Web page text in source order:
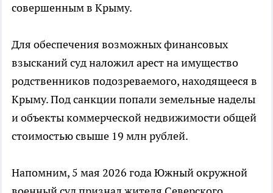
совершенным в Крыму.
Для обеспечения возможных финансовых
взысканий суд наложил арест на имущество
родственников подозреваемого, находящееся в
Крыму. Под санкции попали земельные наделы
и объекты коммерческой недвижимости общей
стоимостью свыше 19 млн рублей.
Напомним, 5 мая 2026 года Южный окружной